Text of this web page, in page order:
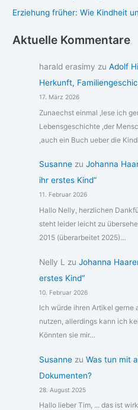
Erziehung früher: Wie Kindheit
Aktuelle Kommentare
harald erasimy zu Adolf
Herkunft,
17. März 2026
Zunaechst einmal ,lese ich
Lebensgeschichte ,der
,auch ein Buch ueber die
Susannezu Johanna
ihr erstes Kind“
11. Februar 2026
Hallo Nelly, herzlichen
steht leider leicht zu
2015 (überarbeitet 2025)…
Nelly L zu Johanna
erstes Kind“
10. Februar 2026
Ich würde ihren Artikel gerne
nutzen, allerdings kann ich
Könnten sie mir…
Susannezu Was tun mit
Dokumenten?
28. August 2025
Hallo lieber Tim, ... das ist